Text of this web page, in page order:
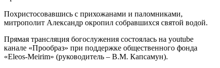
Похристосовавшись с прихожанами и паломниками,
митрополит Александр окропил собравшихся святой водой.
Прямая трансляция богослужения состоялась на youtube
канале «Прообраз» при поддержке общественного фонда
«Eleos-Meirim» (руководитель – В.М. Капсамун).